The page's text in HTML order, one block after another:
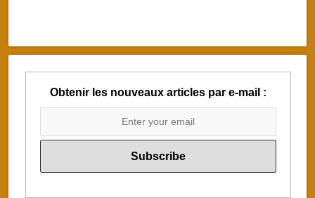
Obtenir les nouveaux articles par e-mail :